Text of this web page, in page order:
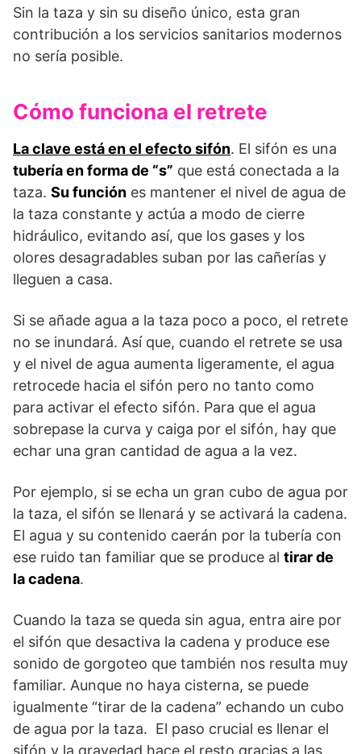
Sin la taza y sin su diseño único, esta gran
contribución a los servicios sanitarios modernos
no sería posible.
Cómo funciona el retrete
La clave está en el efecto sifón. El sifón es una
tubería en forma de “s” que está conectada a la
taza. Su función es mantener el nivel de agua de
la taza constante y actúa a modo de cierre
hidráulico, evitando así, que los gases y los
olores desagradables suban por las cañerías y
lleguen a casa.
Si se añade agua a la taza poco a poco, el retrete
no se inundará. Así que, cuando el retrete se usa
y el nivel de agua aumenta ligeramente, el agua
retrocede hacia el sifón pero no tanto como
para activar el efecto sifón. Para que el agua
sobrepase la curva y caiga por el sifón, hay que
echar una gran cantidad de agua a la vez.
Por ejemplo, si se echa un gran cubo de agua por
la taza, el sifón se llenará y se activará la cadena.
El agua y su contenido caerán por la tubería con
ese ruido tan familiar que se produce al tirar de
la cadena.
Cuando la taza se queda sin agua, entra aire por
el sifón que desactiva la cadena y produce ese
sonido de gorgoteo que también nos resulta muy
familiar. Aunque no haya cisterna, se puede
igualmente “tirar de la cadena” echando un cubo
de agua por la taza. El paso crucial es llenar el
sifón y la gravedad hace el resto gracias a las